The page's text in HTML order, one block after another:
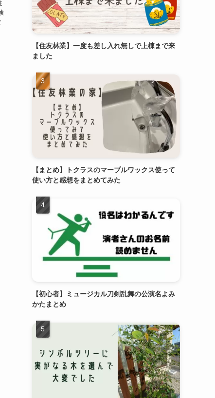
【住友林業】一度も差し入れ無しで上棟まで来
ました
【まとめ】トクラスのマーブルワックス使って
使い方と感想をまとめてみた
【初心者】ミュージカル刀剣乱舞の公演名よみ
かたまとめ